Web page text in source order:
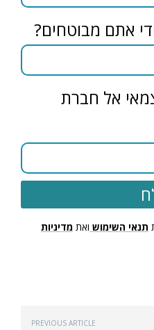
אתם מבוטחים?
אל חברת
תנאי השימוש ואת מדיניות
PREVIOUS ARTICLE